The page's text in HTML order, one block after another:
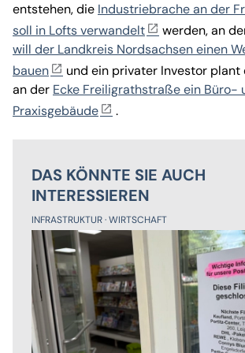
entstehen, die Industriebrache an der
soll in Lofts verwandelt
werden, an
will der Landkreis Nordsachsen einen
bauen
und ein privater Investor plant
an der Ecke Freiligrathstraße ein Büro-
Praxisgebäude
.
DAS KÖNNTE SIE AUCH
INTERESSIEREN
INFRASTRUKTUR WIRTSCHAFT